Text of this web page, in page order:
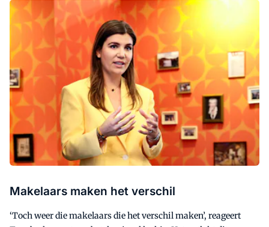
Makelaars maken het verschil
‘Toch weer die makelaars die het verschil maken’, reageert